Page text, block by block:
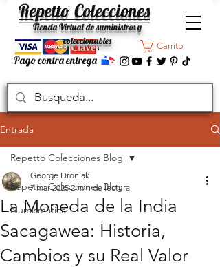
Carrito
Pago contra entrega
Repetto Colecciones
Tienda Virtual de suministros y
coleccionables
Entrada
Repetto Colecciones Blog
Numismática
Repetto Colecciones Blog
La Moneda de la India
Sacagawea: Historia,
Cambios y su Real Valor
George Droniak
7 mar 2025 2 min de lectura